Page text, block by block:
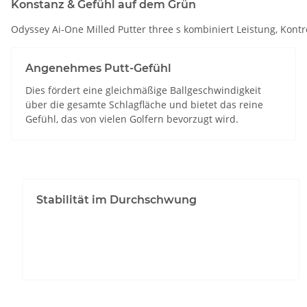
Konstanz & Gefühl auf dem Grün
Odyssey Ai-One Milled Putter three s kombiniert Leistung,
Angenehmes Putt-Gefühl
Dies fördert eine gleichmäßige Ballgeschwindigkeit
über die gesamte Schlagfläche und bietet das reine
Gefühl, das von vielen Golfern bevorzugt wird.
Stabilität im Durchschwung